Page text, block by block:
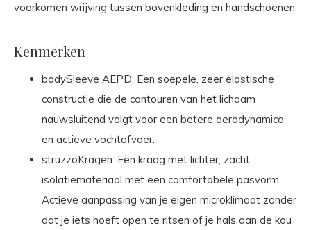
voorkomen wrijving tussen bovenkleding en handschoenen.
Kenmerken
bodySleeve AEPD: Een soepele, zeer elastische
constructie die de contouren van het lichaam
nauwsluitend volgt voor een betere aerodynamica
en actieve vochtafvoer.
struzzoKragen: Een kraag met lichter, zacht
isolatiemateriaal met een comfortabele pasvorm.
Actieve aanpassing van je eigen microklimaat zonder
dat je iets hoeft open te ritsen of je hals aan de kou